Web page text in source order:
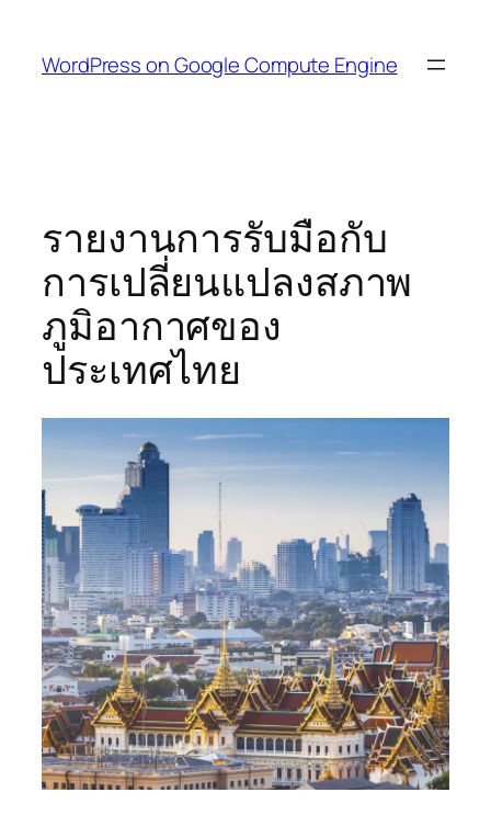
content
WordPress on Google Compute Engine
รายงานการรับมือกับ
การเปลี่ยนแปลงสภาพ
ภูมิอากาศของ
ประเทศไทย